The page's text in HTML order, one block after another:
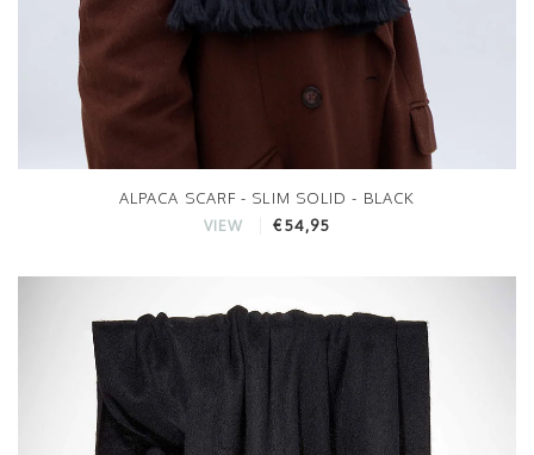
ALPACA SCARF - SLIM SOLID - BLACK
VIEW €54,95